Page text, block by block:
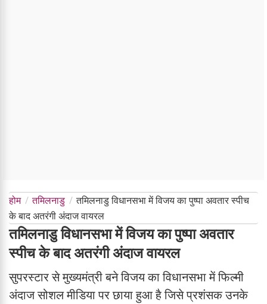
होम तमिलनाडु
तमिलनाडु विधानसभा में विजय का पुष्पा अवतार स्पीच
के बाद अतरंगी अंदाज वायरल
तमिलनाडु विधानसभा में विजय का पुष्पा अवतार
स्पीच के बाद अतरंगी अंदाज वायरल
सुपरस्टार से मुख्यमंत्री बने विजय का विधानसभा में फिल्मी
अंदाज सोशल मीडिया पर छाया हुआ है जिसे प्रशंसक उनके